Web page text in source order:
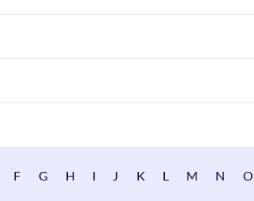
F G H I J K L M N O